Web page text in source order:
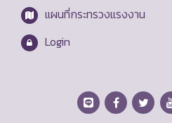
แผนที่กระทรวงแรงงาน
Login